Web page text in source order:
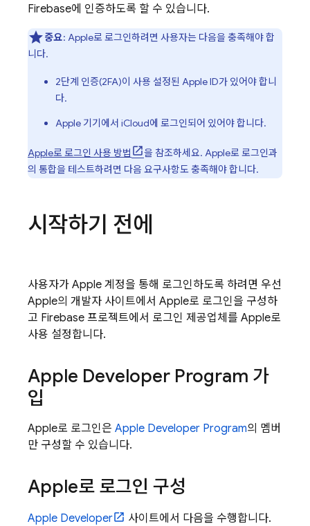
Firebase에 인증하도록 할 수 있습니다.
중요: Apple로 로그인하려면 사용자는 다음을 충족해야 합
니다.
2단계 인증(2FA)이 사용 설정된 Apple ID가 있어야 합니
다.
Apple 기기에서 iCloud에 로그인되어 있어야 합니다.
Apple로 로그인 사용 방법
을 참조하세요. Apple로 로그인과
의 통합을 테스트하려면 다음 요구사항도 충족해야 합니다.
시작하기 전에
사용자가 Apple 계정을 통해 로그인하도록 하려면 우선
Apple의 개발자 사이트에서 Apple로 로그인을 구성하
고 Firebase 프로젝트에서 로그인 제공업체를 Apple로
사용 설정합니다.
Apple Developer Program 가
입
Apple로 로그인은 Apple Developer Program의 멤버
만 구성할 수 있습니다.
Apple로 로그인 구성
Apple Developer 사이트에서 다음을 수행합니다.